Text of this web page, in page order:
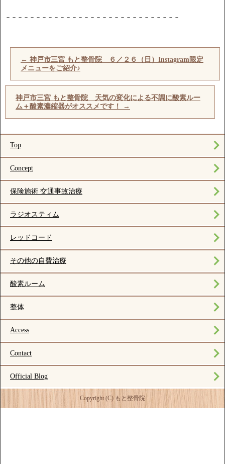
－－－－－－－－－－－－－－－－－－－－－－－－－－－－－
← 神戸市三宮 もと整骨院 ６／２６（日）Instagram限定
メニューをご紹介♪
神戸市三宮 もと整骨院 天気の変化による不調に酸素ルー
ム＋酸素濃縮器がオススメです！
→
Top
Concept
保険施術 交通事故治療
ラジオスティム
レッドコード
その他の自費治療
酸素ルーム
整体
Access
Contact
Official Blog
Copyright (C) もと整骨院